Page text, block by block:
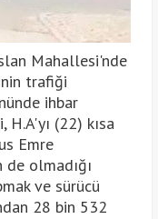
Mahallesi'nde
trafiği
ihbar
(22) kısa
Emre
olmadığı
ve sürücü
28 bin 532